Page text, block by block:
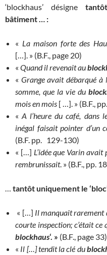
‘blockhaus’ désigne
bâtiment … :
« La maison forte des
[…]. » (B.F., page 20)
« Quand il revenait au
« Grange avait débarqué à
somme, que la vie du
mois en mois [ …]. » (B.F.,
«A l’heure du café, dans
inégal faisait pointer d’un
(B.F. pp. 129-130)
« […] L’idée que Varin
rembrunissait. » (B.F., pp.
… tantôt uniquement le
« […] Il manquait rarement
courte inspection; c’était ce
blockhaus‘. » (B.F., page 33)
« Il […] tendit la clé du